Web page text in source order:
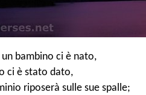
un bambino ci è nato,
ci è stato dato,
riposerà sulle sue spalle;